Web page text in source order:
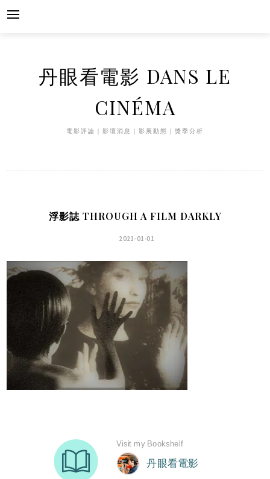
Skip
丹眼看電影 DANS LE
CINÉMA
電影評論｜影壇消息｜影展動態｜獎季分析
浮影誌 THROUGH A FILM DARKLY
2021-01-01